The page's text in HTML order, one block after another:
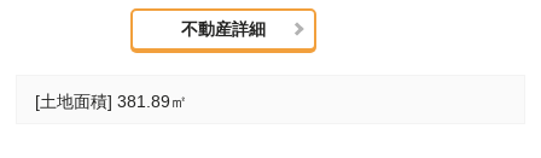
不動産詳細
[土地面積] 381.89㎡